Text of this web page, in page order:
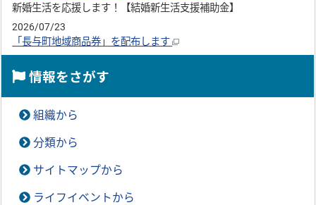
新婚生活を応援します！【結婚新生活支援補助金】
2026/07/23
「長与町地域商品券」を配布します
情報をさがす
組織から
分類から
サイトマップから
ライフイベントから